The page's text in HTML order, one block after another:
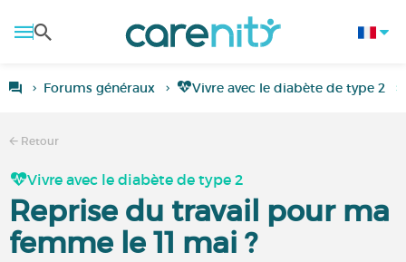
Forums généraux Vivre avec le diabète de type 2
Retour
Vivre avec le diabète de type 2
Reprise du travail pour ma
femme le 11 mai ?